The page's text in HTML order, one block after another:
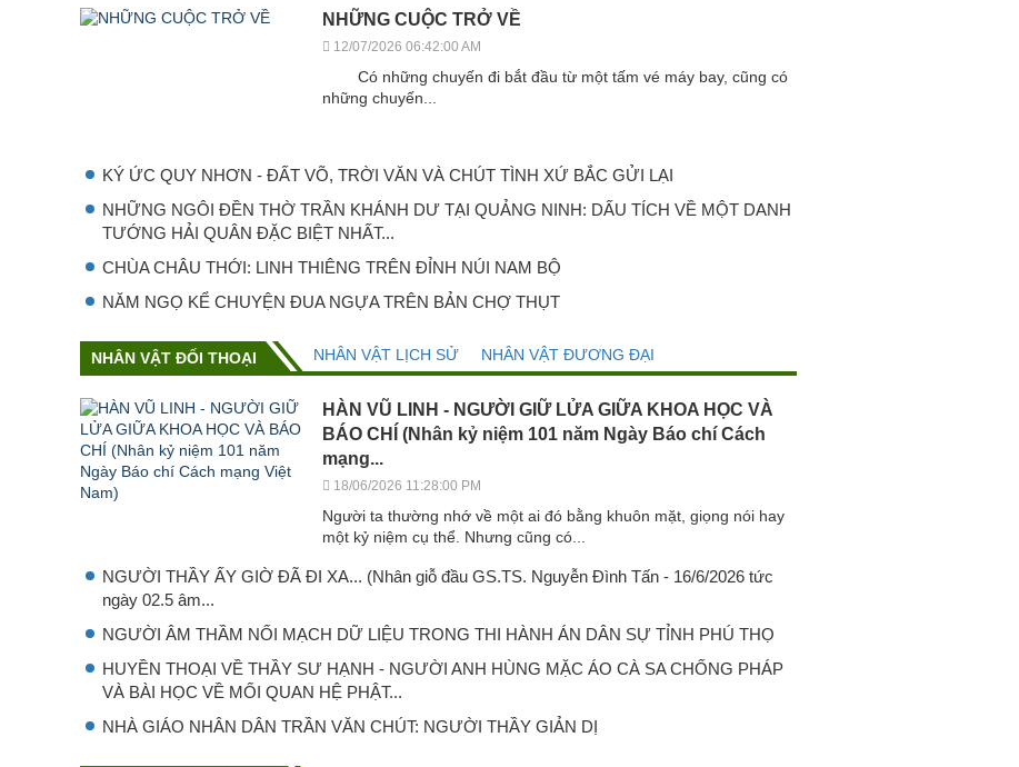
NHỮNG CUỘC TRỞ VỀ
12/07/2026 06:42:00 AM
Có những chuyến đi bắt đầu từ một tấm vé máy bay, cũng có
những chuyến...
KÝ ỨC QUY NHƠN - ĐẤT VÕ, TRỜI VĂN VÀ CHÚT TÌNH XỨ BẮC GỬI LẠI
NHỮNG NGÔI ĐỀN THỜ TRẦN KHÁNH DƯ TẠI QUẢNG NINH: DẤU TÍCH VỀ MỘT DANH
TƯỚNG HẢI QUÂN ĐẶC BIỆT NHẤT...
CHÙA CHÂU THỚI: LINH THIÊNG TRÊN ĐỈNH NÚI NAM BỘ
NĂM NGỌ KỂ CHUYỆN ĐUA NGỰA TRÊN BẢN CHỢ THỤT
NHÂN VẬT ĐỐI THOẠI NHÂN VẬT LỊCH SỬ NHÂN VẬT ĐƯƠNG ĐẠI
HÀN VŨ LINH - NGƯỜI GIỮ LỬA GIỮA KHOA HỌC VÀ
BÁO CHÍ (Nhân kỷ niệm 101 năm Ngày Báo chí Cách
mạng...
18/06/2026 11:28:00 PM
Người ta thường nhớ về một ai đó bằng khuôn mặt, giọng nói hay
một kỷ niệm cụ thể. Nhưng cũng có...
NGƯỜI THẦY ẤY GIỜ ĐÃ ĐI XA... (Nhân giỗ đầu GS.TS. Nguyễn Đình Tấn - 16/6/2026 tức
ngày 02.5 âm...
NGƯỜI ÂM THẦM NỐI MẠCH DỮ LIỆU TRONG THI HÀNH ÁN DÂN SỰ TỈNH PHÚ THỌ
HUYỀN THOẠI VỀ THẦY SƯ HẠNH - NGƯỜI ANH HÙNG MẶC ÁO CÀ SA CHỐNG PHÁP
VÀ BÀI HỌC VỀ MỐI QUAN HỆ PHẬT...
NHÀ GIÁO NHÂN DÂN TRẦN VĂN CHÚT: NGƯỜI THẦY GIẢN DỊ